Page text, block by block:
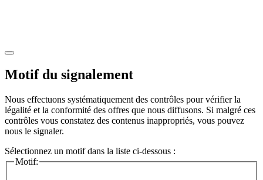
Motif du signalement
Nous effectuons systématiquement des contrôles pour vérifier la
légalité et la conformité des offres que nous diffusons. Si malgré ces
contrôles vous constatez des contenus inappropriés, vous pouvez
nous le signaler.
Sélectionnez un motif dans la liste ci-dessous :
Motif: